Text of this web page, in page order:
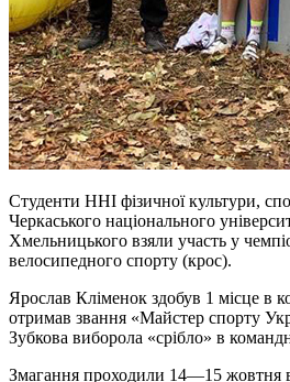
Студенти ННІ фізичної культури,
Черкаського національного
Хмельницького взяли участь у
велосипедного спорту (крос).
Ярослав Кліменок здобув 1 місце в
отримав звання «Майстер спорту
Зубкова виборола «срібло» в
Змагання проходили 14—15 жовтня